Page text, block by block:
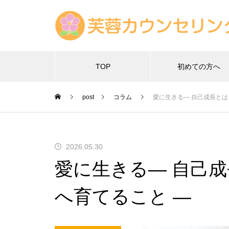
TOP 初めての方へ
post コラム 愛に生きる― 自己成長と
2026.05.30
愛に生きる― 自己
へ育てること ―